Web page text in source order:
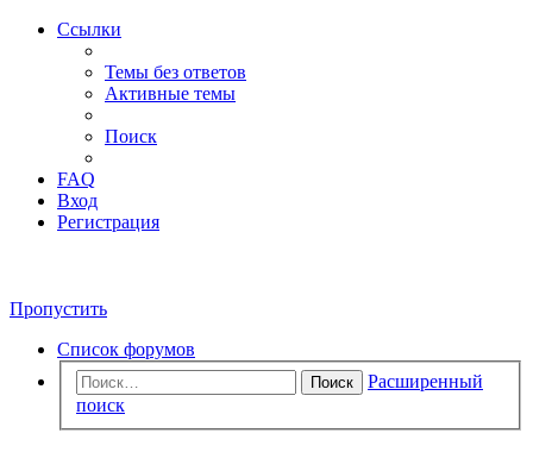
Ссылки
Темы без ответов
Активные темы
Поиск
FAQ
Вход
Регистрация
Пропустить
Список форумов
Поиск
Расширенный
поиск